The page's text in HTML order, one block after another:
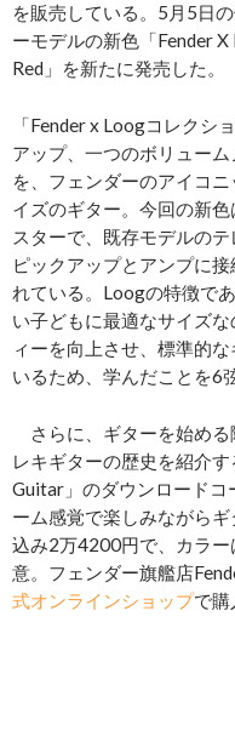
を販売している。5月5日
ーモデルの新色「Fender
Red」を新たに発売した。
「Fender x Loogコレクシ
アップ、一つのボリュー
を、フェンダーのアイコ
イズのギター。今回の新
スターで、既存モデルの
ピックアップとアンプに
れている。Loogの特徴で
い子どもに最適なサイズ
ィーを向上させ、標準的
いるため、学んだことを6
さらに、ギターを始める
レキギターの歴史を紹介
Guitar」のダウンロードコ
ーム感覚で楽しみながら
込み2万4200円で、カラー
意。フェンダー旗艦店
式オンラインショップで購